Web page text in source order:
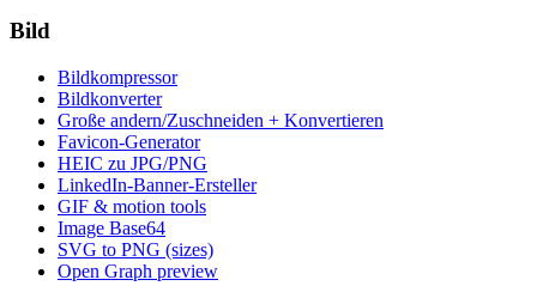
Bild
Bildkompressor
Bildkonverter
Große andern/Zuschneiden + Konvertieren
Favicon-Generator
HEIC zu JPG/PNG
LinkedIn-Banner-Ersteller
GIF & motion tools
Image Base64
SVG to PNG (sizes)
Open Graph preview